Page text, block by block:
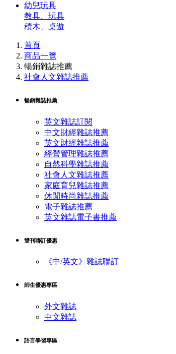
幼兒玩具
教具、玩具
積木、桌遊
首頁
商品一覽
暢銷雜誌推薦
社會人文雜誌推薦
暢銷雜誌推薦
英文雜誌訂閱
中文財經雜誌推薦
英文財經雜誌推薦
經營管理雜誌推薦
自然科學雜誌推薦
社會人文雜誌推薦
家庭育兒雜誌推薦
休閒時尚雜誌推薦
電子雜誌推薦
英文雜誌電子書推薦
雙刊聯訂優惠
《中/英文》雜誌聯訂
師生優惠專區
外文雜誌
中文雜誌
語言學習專區